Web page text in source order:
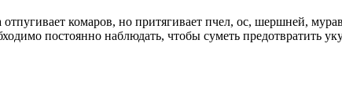
комаров, но притягивает пчел, ос, шершней,
постоянно наблюдать, чтобы суметь предотвратить